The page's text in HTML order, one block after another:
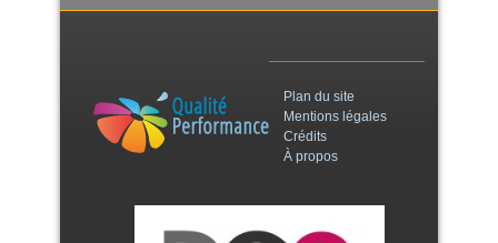
Plan du site
Mentions légales
Crédits
À propos